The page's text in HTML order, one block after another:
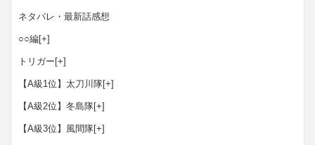
ネタバレ・最新話感想
○○編[+]
トリガー [+]
【A級1位】太刀川隊[+]
【A級2位】冬島隊[+]
【A級3位】風間隊[+]